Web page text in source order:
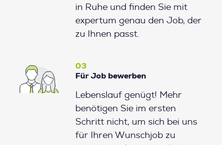
in Ruhe und finden Sie mit
expertum genau den Job, der
zu Ihnen passt.
03
Für Job bewerben
Lebenslauf genügt! Mehr
benötigen Sie im ersten
Schritt nicht, um sich bei uns
für Ihren Wunschjob zu